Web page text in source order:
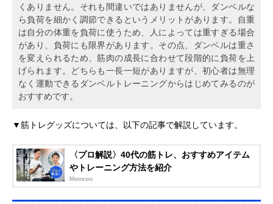
くありません。それも間違いではありませんが、ダンベルな
ら負荷を細かく調節できるというメリットがあります。自重
は自分の体重を負荷に使うため、人によっては重すぎる場合
があり、負荷にも限界があります。その点、ダンベルは重さ
を変えられるため、筋肉の成長に合わせて段階的に負荷を上
げられます。どちらも一長一短がありますが、初心者は無理
なく運動できるダンベルトレーニングからはじめてみるのが
おすすめです。
▼筋トレグッズについては、以下の記事で解説しています。
〈プロ解説〉40代の筋トレ、おすすめアイテム
やトレーニング方法を紹介
Moovoo